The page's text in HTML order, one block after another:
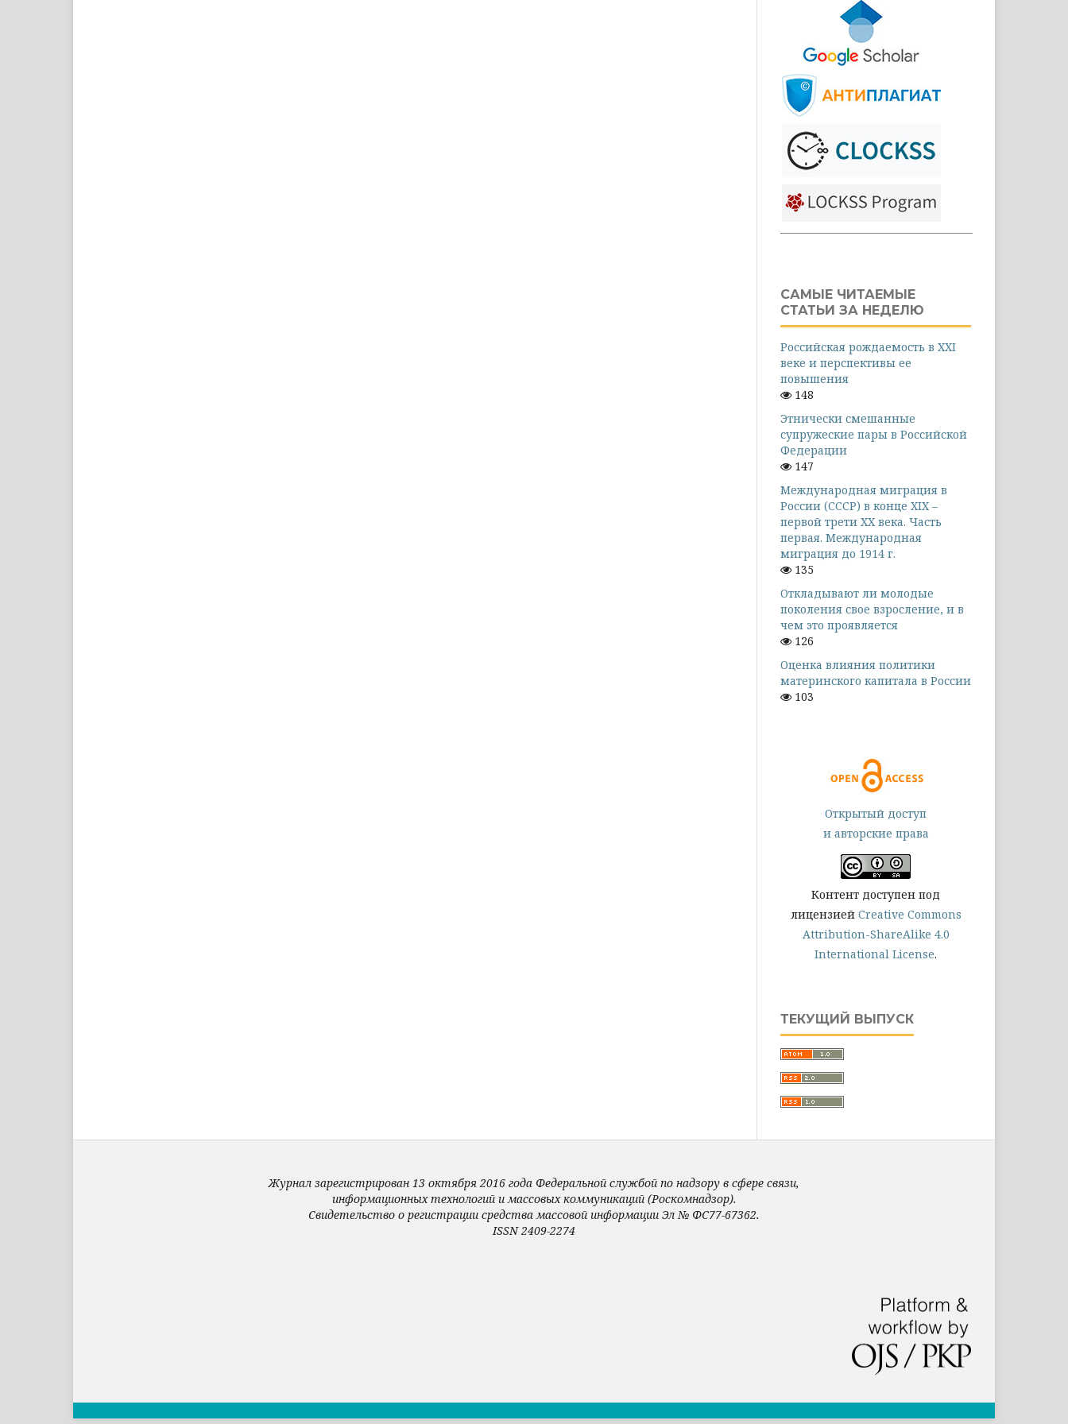
САМЫЕ ЧИТАЕМЫЕ
СТАТЬИ ЗА НЕДЕЛЮ
Российская рождаемость в XXI
веке и перспективы ее
повышения
148
Этнически смешанные
супружеские пары в Российской
Федерации
147
Международная миграция в
России (СССР) в конце XIX –
первой трети XX века. Часть
первая. Международная
миграция до 1914 г.
135
Откладывают ли молодые
поколения свое взросление, и в
чем это проявляется
126
Оценка влияния политики
материнского капитала в России
103
Открытый доступ
и авторские права
Контент доступен под
лицензией Creative Commons
Attribution-ShareAlike 4.0
International License.
ТЕКУЩИЙ ВЫПУСК
Журнал зарегистрирован 13 октября 2016 года Федеральной службой по надзору в сфере связи,
информационных технологий и массовых коммуникаций (Роскомнадзор).
Свидетельство о регистрации средства массовой информации Эл № ФС77-67362.
ISSN 2409-2274